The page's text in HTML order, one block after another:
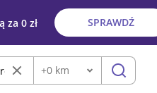
za 0 zł SPRAWDŹ
Wyczyść frazę
Odległość
+0 km szukaj